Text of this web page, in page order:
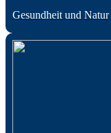
Gesundheit und Natur